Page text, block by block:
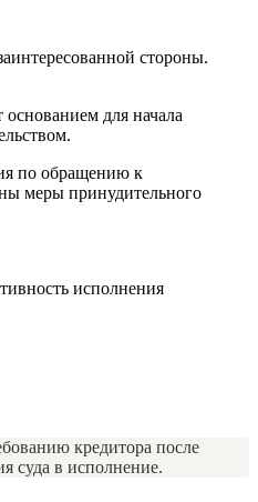
стороны.
для начала
по обращению к
меры принудительного
исполнения
кредитора после
суда в исполнение.